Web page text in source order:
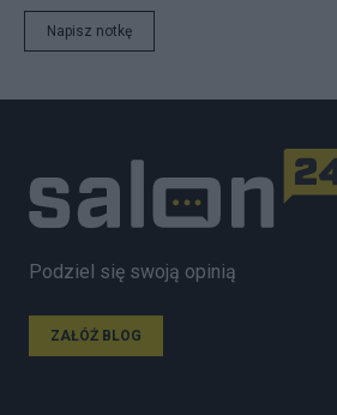
Napisz notkę
Podziel się swoją opinią
ZAŁÓŻ BLOG